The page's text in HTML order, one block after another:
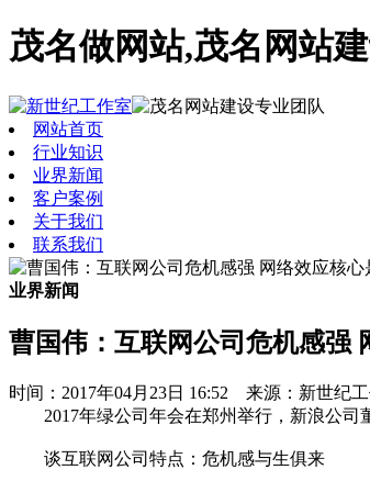
茂名做网站,茂名网站
网站首页
行业知识
业界新闻
客户案例
关于我们
联系我们
业界新闻
曹国伟：互联网公司危机感强
时间：2017年04月23日 16:52 来源：新世纪
2017年绿公司年会在郑州举行，新浪公司
谈互联网公司特点：危机感与生俱来